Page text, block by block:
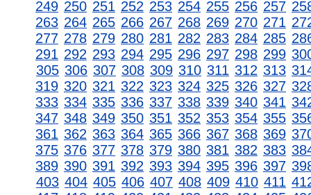
249 250 251 252 253 254 255 256 257
263 264 265 266 267 268 269 270 271
277 278 279 280 281 282 283 284 285
291 292 293 294 295 296 297 298 299
305 306 307 308 309 310 311 312 313
319 320 321 322 323 324 325 326 327
333 334 335 336 337 338 339 340 341
347 348 349 350 351 352 353 354 355
361 362 363 364 365 366 367 368 369
375 376 377 378 379 380 381 382 383
389 390 391 392 393 394 395 396 397
403 404 405 406 407 408 409 410 411